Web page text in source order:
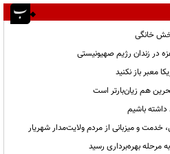
خانگی
در زندان رژیم صهیونیستی
معبر باز نکنید
هم زیان‌بارتر است
داشته باشیم